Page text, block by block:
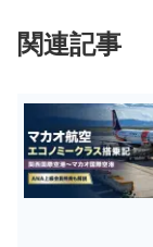
関連記事